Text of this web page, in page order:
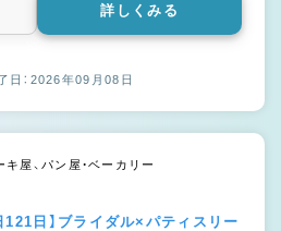
詳しくみる
日：2026年09月08日
屋、パン屋・ベーカリー
121日】ブライダル×パティスリー